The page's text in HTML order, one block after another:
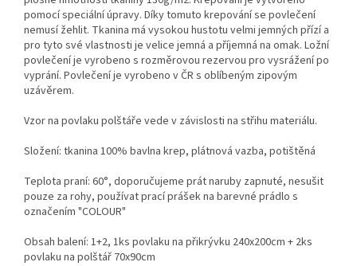
pomocí speciální úpravy. Díky tomuto krepování se povlečení
nemusí žehlit. Tkanina má vysokou hustotu velmi jemných přízí a
pro tyto své vlastnosti je velice jemná a příjemná na omak. Ložní
povlečení je vyrobeno s rozměrovou rezervou pro vysrážení po
vyprání. Povlečení je vyrobeno v ČR s oblíbeným zipovým
uzávěrem.
Vzor na povlaku polštáře vede v závislosti na střihu materiálu.
Složení: tkanina 100% bavlna krep, plátnová vazba, potištěná
Teplota praní: 60°, doporučujeme prát naruby zapnuté, nesušit
pouze za rohy, používat prací prášek na barevné prádlo s
označením "COLOUR"
Obsah balení: 1+2, 1ks povlaku na přikrývku 240x200cm + 2ks
povlaku na polštář 70x90cm